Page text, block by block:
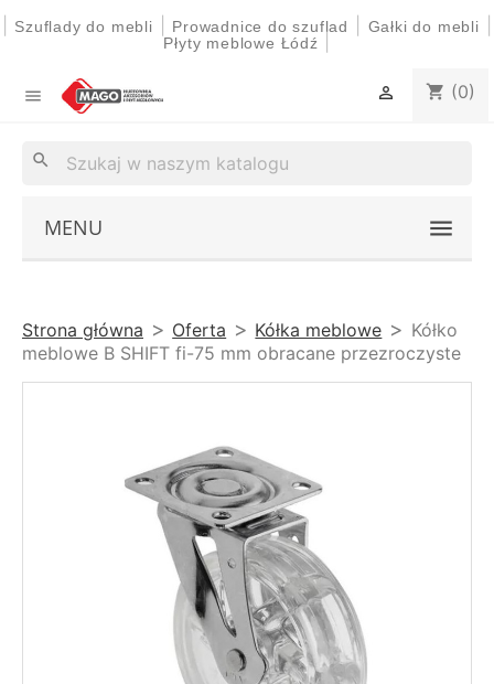
Szuflady do mebli Prowadnice do szuflad Gałki do mebli
Płyty meblowe Łódź
 shopping_cart (0)

search
MENU
Strona główna Oferta Kółka meblowe
Kółko
meblowe B SHIFT fi-75 mm obracane przezroczyste